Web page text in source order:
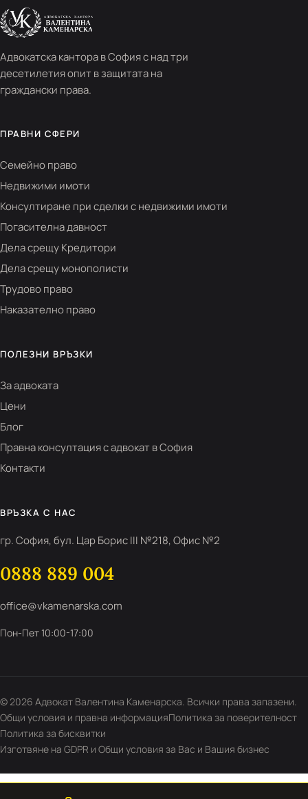
Адвокатска кантора в София с над три
десетилетия опит в защитата на
граждански права.
ПРАВНИ СФЕРИ
Семейно право
Недвижими имоти
Консултиране при сделки с недвижими имоти
Погасителна давност
Дела срещу Кредитори
Дела срещу монополисти
Трудово право
Наказателно право
ПОЛЕЗНИ ВРЪЗКИ
За адвоката
Цени
Блог
Правна консултация с адвокат в София
Контакти
ВРЪЗКА С НАС
гр. София, бул. Цар Борис III №218, Офис №2
0888 889 004
office@vkamenarska.com
Пон-Пет 10:00-17:00
© 2026 Адвокат Валентина Каменарска. Всички права запазени.
Общи условия и правна информацияПолитика за поверителност
Политика за бисквитки
Изготвяне на GDPR и Общи условия за Вас и Вашия бизнес